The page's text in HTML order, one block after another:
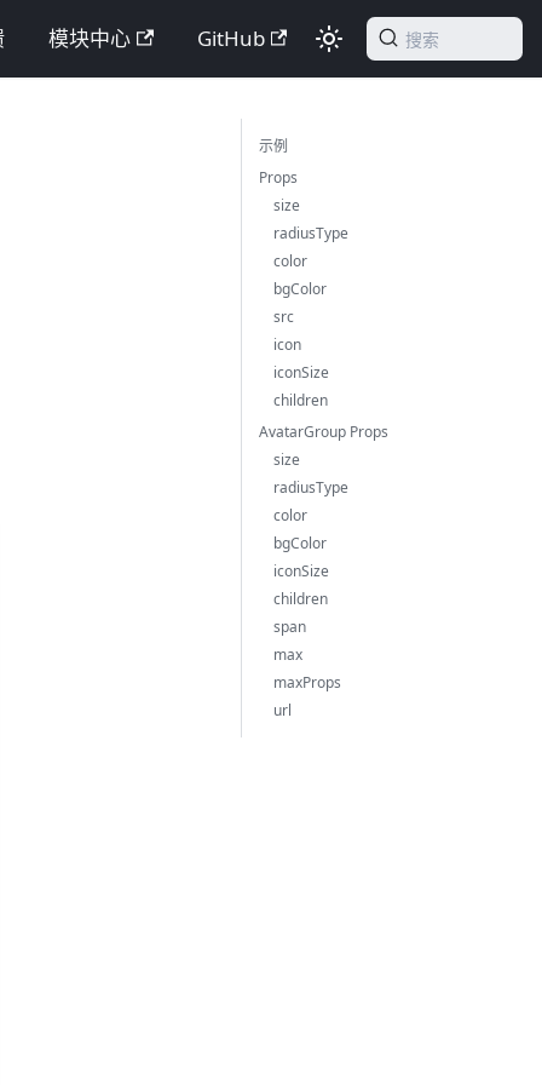
模块中心 GitHub 搜索
示例
Props
size
radiusType
color
bgColor
src
icon
iconSize
children
AvatarGroup Props
size
radiusType
color
bgColor
iconSize
children
span
max
maxProps
url